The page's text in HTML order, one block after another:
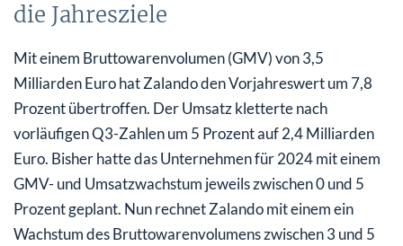
die Jahresziele
Mit einem Bruttowarenvolumen (GMV) von 3,5
Milliarden Euro hat Zalando den Vorjahreswert um 7,8
Prozent übertroffen. Der Umsatz kletterte nach
vorläufigen Q3-Zahlen um 5 Prozent auf 2,4 Milliarden
Euro. Bisher hatte das Unternehmen für 2024 mit einem
GMV- und Umsatzwachstum jeweils zwischen 0 und 5
Prozent geplant. Nun rechnet Zalando mit einem ein
Wachstum des Bruttowarenvolumens zwischen 3 und 5